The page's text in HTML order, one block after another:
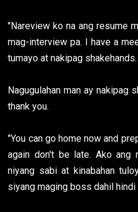
"Nareview ko na ang resume
mag-interview pa. I have a
tumayo at nakipag shakehands.
Nagugulahan man ay nakipag
thank you.
"You can go home now and
again don't be late. Ako ang
niyang sabi at kinabahan
siyang maging boss dahil